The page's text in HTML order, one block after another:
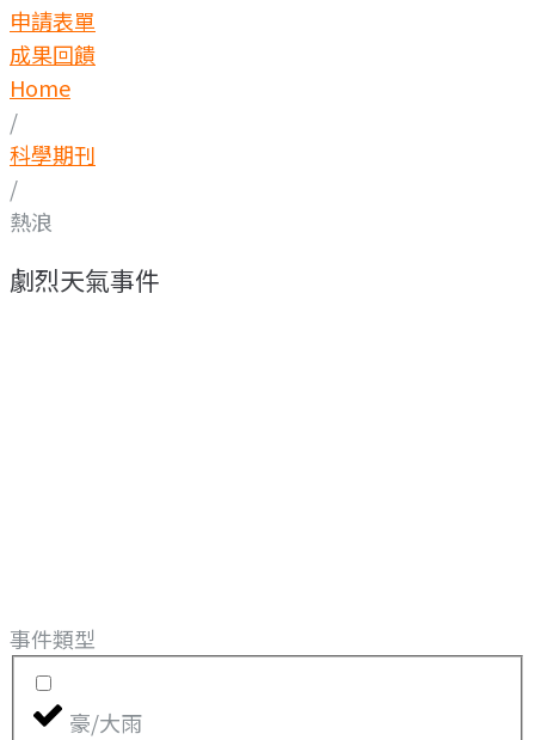
申請表單
成果回饋
Home
/
科學期刊
/
熱浪
劇烈天氣事件
事件類型
豪/大雨